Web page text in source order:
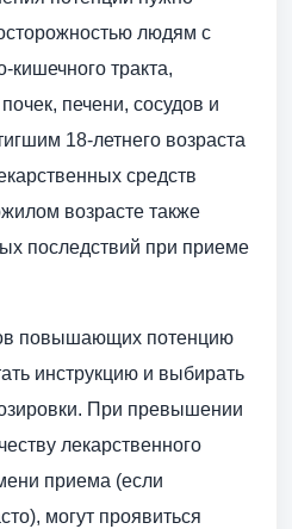
людям с
тракта,
печени, сосудов и
18-летнего возраста
средств
возрасте также
последствий при приеме
повышающих потенцию
инструкцию и выбирать
При превышении
лекарственного
приема (если
могут проявиться